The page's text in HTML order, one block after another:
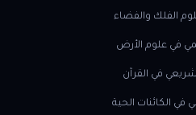
الفلك والفضاء
في علوم الأرض
في القرآن
في الكائنات الحية